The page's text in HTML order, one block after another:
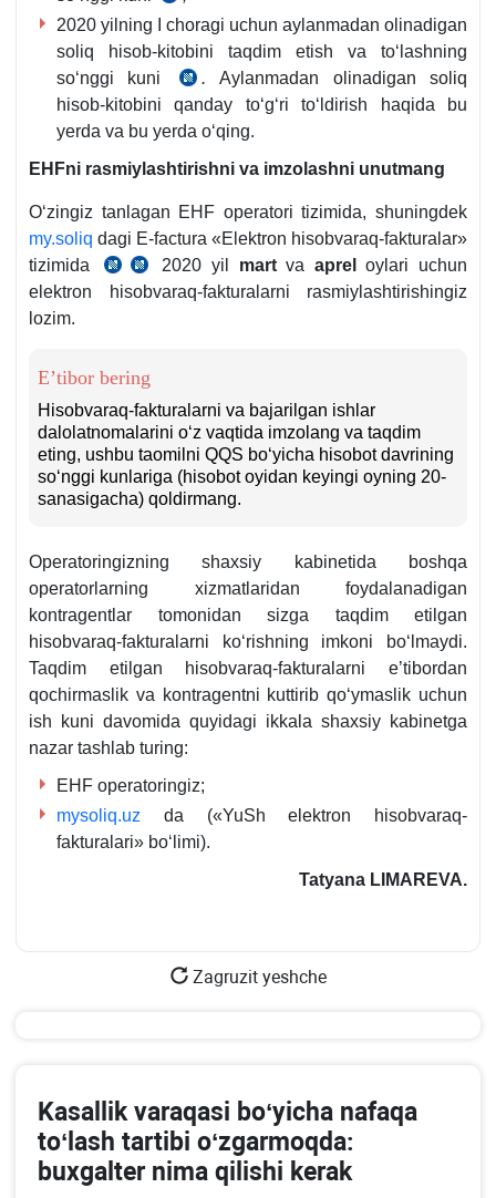
b.
q.
2-
b.
va
5-
q.
392-
m.
va
2-
q.
2020 yilning I choragi uchun aylanmadan olinadigan
soliq hisob-kitobini taqdim etish va toʻlashning
soʻnggi kuni
SK
470-
m.
3
4-
q.
.Aylanmadan olinadigan soliq
hisob-kitobini qanday toʻgʻri toʻldirish haqida bu
yerda va bu yerda oʻqing.
EHFni rasmiylashtirishni va imzolashni unutmang
Oʻzingiz tanlagan EHF operatori tizimida, shuningdek
my.soliq dagi E-factura «Elektron hisobvaraq-fakturalar»
tizimida
SK
47-
25.06.2019
y.
2020 yil martva aprel
oylari uchun
elektron hisobvaraq-fakturalarni rasmiylashtirishingiz
lozim.
E’tibor bering
Hisobvaraq-fakturalarni va bajarilgan ishlar
dalolatnomalarini oʻz vaqtida imzolang va taqdim
eting, ushbu taomilni QQS boʻyicha hisobot davrining
soʻnggi kunlariga (hisobot oyidan keyingi oyning 20-
sanasigacha) qoldirmang.
Operatoringizning shaхsiy kabinetida boshqa
operatorlarning хizmatlaridan foydalanadigan
kontragentlar tomonidan sizga taqdim etilgan
hisobvaraq-fakturalarni koʻrishning imkoni boʻlmaydi.
Taqdim etilgan hisobvaraq-fakturalarni e’tibordan
qochirmaslik va kontragentni kuttirib qoʻymaslik uchun
ish kuni davomida quyidagi ikkala shaхsiy kabinetga
nazar tashlab turing:
EHF operatoringiz;
mysoliq.uz da («YuSh elektron hisobvaraq-
fakturalari» boʻlimi).
Tatyana LIMAREVA.
Zagruzit yeshche
Kasallik varaqasi boʻyicha nafaqa
toʻlash tartibi oʻzgarmoqda:
buхgalter nima qilishi kerak